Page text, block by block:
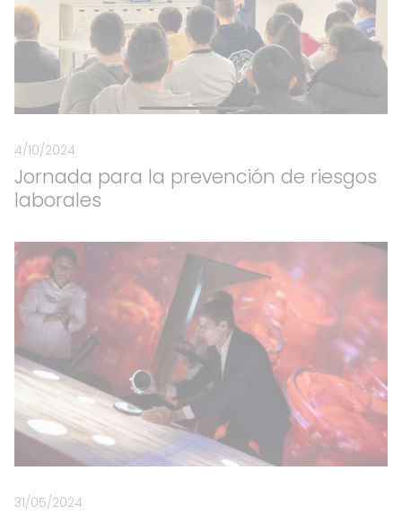
4/10/2024
Jornada para la prevención de riesgos
laborales
31/05/2024